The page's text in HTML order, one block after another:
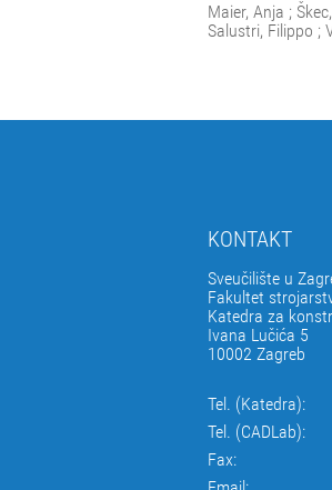
Maier, Anja ;
Salustri, Filippo ;
KONTAKT
Sveučilište u
Fakultet
Katedra za
Ivana Lučića 5
10002 Zagreb
Tel. (Katedra):
Tel. (CADLab):
Fax: